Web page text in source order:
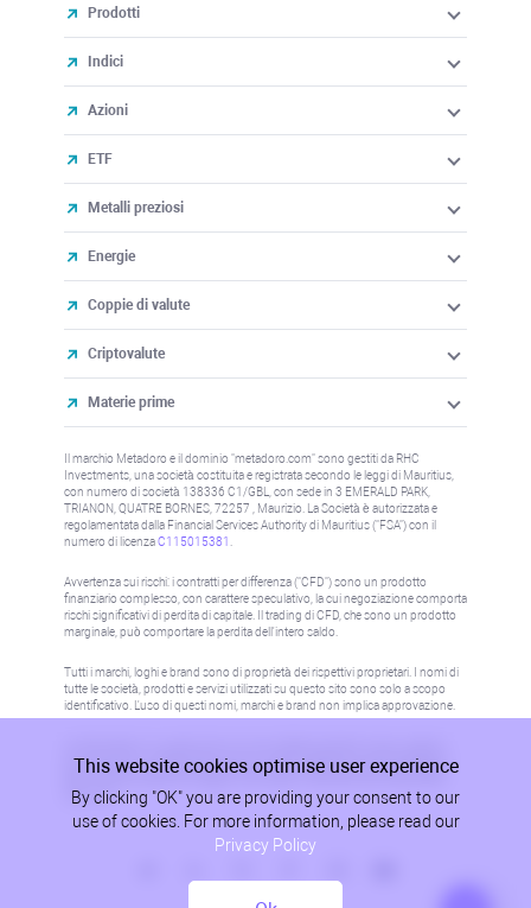
Prodotti
Indici
Azioni
ETF
Metalli preziosi
Energie
Coppie di valute
Criptovalute
Materie prime
Il marchio Metadoro e il dominio "metadoro.com" sono gestiti da RHC
Investments, una società costituita e registrata secondo le leggi di Mauritius,
con numero di società 138336 C1/GBL, con sede in 3 EMERALD PARK,
TRIANON, QUATRE BORNES, 72257 , Maurizio. La Società è autorizzata e
regolamentata dalla Financial Services Authority di Mauritius ("FSA") con il
numero di licenzaC115015381
Avvertenza sui rischi: i contratti per differenza ("CFD") sono un prodotto
finanziario complesso, con carattere speculativo, la cui negoziazione comporta
rischi significativi di perdita di capitale. Il trading di CFD, che sono un prodotto
marginale, può comportare la perdita dell'intero saldo.
Tutti i marchi, loghi e brand sono di proprietà dei rispettivi proprietari. I nomi di
tutte le società, prodotti e servizi utilizzati su questo sito sono solo a scopo
identificativo. L'uso di questi nomi, marchi e brand non implica approvazione.
giurisdizione in cui tale distribuzione o utilizzo sarebbe contrario alla legge o
alla normativa locale. Per maggiori informazioni, fare riferimento alla politica
AML/KYC.
This website cookies optimise user experience
By clicking "OK" you are providing your consent to our
use of cookies. For more information, please read our
Privacy Policy